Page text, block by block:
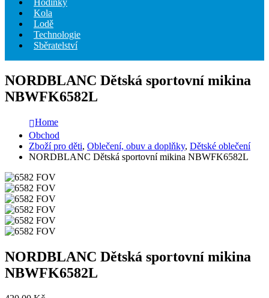
Hodinky
Kola
Lodě
Technologie
Sběratelství
NORDBLANC Dětská sportovní mikina
NBWFK6582L
Home
Obchod
Zboží pro děti, Oblečení, obuv a doplňky, Dětské oblečení
NORDBLANC Dětská sportovní mikina NBWFK6582L
NORDBLANC Dětská sportovní mikina
NBWFK6582L